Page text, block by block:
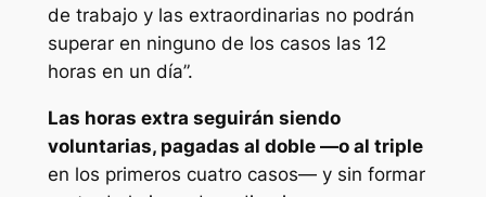
de trabajo y las extraordinarias no podrán
superar en ninguno de los casos las 12
horas en un día”.
Las horas extra seguirán siendo
voluntarias, pagadas al doble —o al triple
en los primeros cuatro casos— y sin formar